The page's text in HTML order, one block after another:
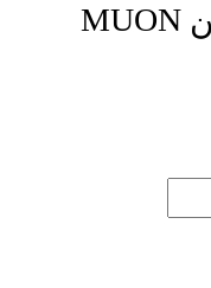
حاسبة سعر الصرف من MUON